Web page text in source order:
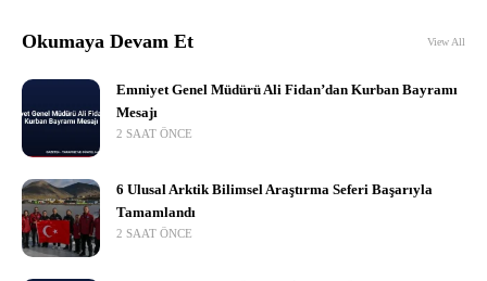
Okumaya Devam Et View All
Emniyet Genel Müdürü Ali Fidan’dan Kurban Bayramı
Mesajı
2 SAAT ÖNCE
6 Ulusal Arktik Bilimsel Araştırma Seferi Başarıyla
Tamamlandı
2 SAAT ÖNCE